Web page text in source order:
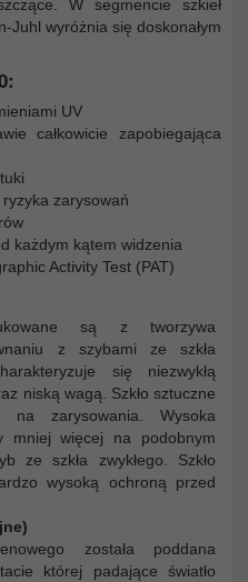
W segmencie szkieł
Juhl wyróżnia się doskonałym
UV
całkowicie zapobiegająca
zarysowań
każdym kątem widzenia
Activity Test (PAT)
są z tworzywa
z szybami ze szkła
się niezwykłą
niską wagą. Szkło sztuczne
zarysowania. Wysoka
mniej więcej na podobnym
ze szkła zwykłego. Szkło
wysoką ochroną przed
została poddana
której padające światło